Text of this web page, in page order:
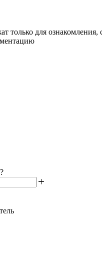
только для ознакомления,